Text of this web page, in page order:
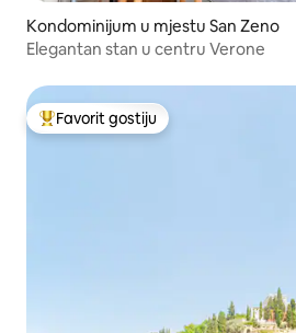
Kondominijum u mjestu San Zeno
Elegantan stan u centru Verone
Glavni favorit gostiju
Favorit gostiju